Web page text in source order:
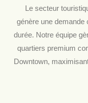
Le secteur
génère une demande
durée. Notre équipe
quartiers premium
Downtown,